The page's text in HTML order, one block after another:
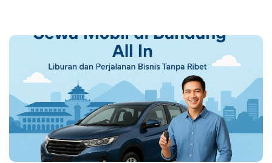
Page PagePagePage